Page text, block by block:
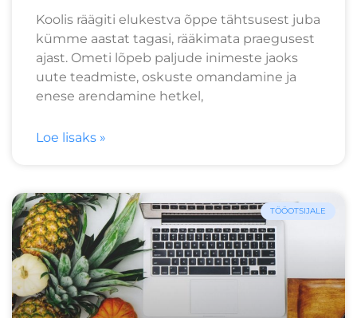
Koolis räägiti elukestva õppe tähtsusest juba
kümme aastat tagasi, rääkimata praegusest
ajast. Ometi lõpeb paljude inimeste jaoks
uute teadmiste, oskuste omandamine ja
enese arendamine hetkel,
Loe lisaks »
TÖÖOTSIJALE